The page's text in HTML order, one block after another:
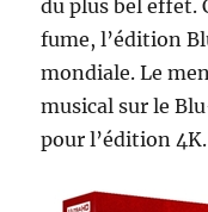
du plus bel effet.
fume, l’édition
mondiale. Le
musical sur le
pour l’édition 4K.